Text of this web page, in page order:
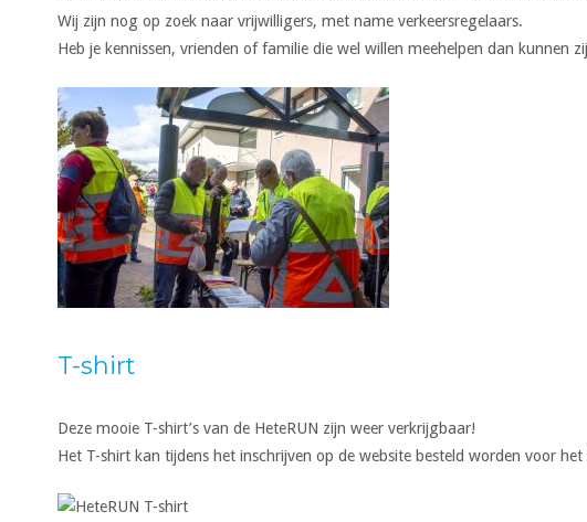
Wij zijn nog op zoek naar vrijwilligers, met name verkeersregelaars.
Heb je kennissen, vrienden of familie die wel willen meehelpen dan kunnen
T-shirt
Deze mooie T-shirt’s van de HeteRUN zijn weer verkrijgbaar!
Het T-shirt kan tijdens het inschrijven op de website besteld worden voor